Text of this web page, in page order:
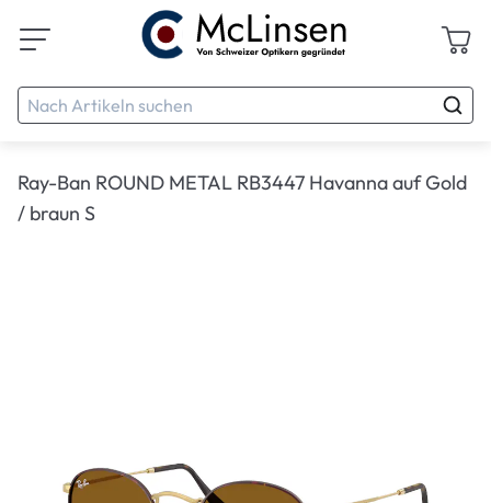
Ray-Ban ROUND METAL RB3447 Havanna auf Gold
/ braun S